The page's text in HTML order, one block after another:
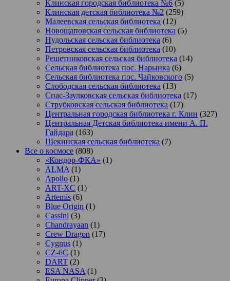
Клинская городская библиотека №6 (5)
Клинская детская библиотека №2 (259)
Малеевская сельская библиотека (12)
Новощаповская сельская библиотека (5)
Нудольская сельская библиотека (6)
Петровская сельская библиотека (10)
Решетниковская сельская библиотека (14)
Сельская библиотека пос. Нарынка (6)
Сельская библиотека пос. Чайковского (5)
Слободская сельская библиотека (13)
Спас-Заулковская сельская библиотека (17)
Струбковская сельская библиотека (17)
Центральная городская библиотека г. Клин (327)
Центральная Детская библиотека имени А. П.
Гайдара (163)
Щекинская сельская библиотека (7)
Все о космосе (808)
«Кондор-ФКА» (1)
ALMA (1)
Apollo (1)
ART-XC (1)
Artemis (6)
Blue Origin (1)
Cassini (3)
Chandrayaan (1)
Crew Dragon (17)
Cygnus (1)
CZ-6C (1)
DART (2)
ESA NASA (1)